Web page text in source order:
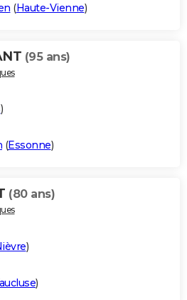
(Haute-Vienne)
(95 ans)
)
(Essonne)
(80 ans)
)
)